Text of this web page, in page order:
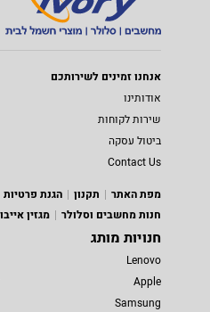
אנחנו זמינים לשירותכם
אודותינו
שירות לקוחות
ביטול עסקה
Contact Us
מפת האתר
תקנון הגנת פרטיות
חנות מחשבים וסלולר
מגזין
חנויות מותג
Lenovo
Apple
Samsung